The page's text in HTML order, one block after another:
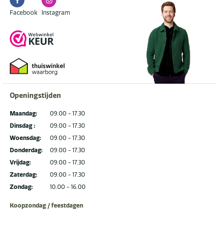
Facebook
Facebook
Instagram
Instagram
Openingstijden
Maandag:
Dinsdag :
Woensdag:
Donderdag:
Vrijdag:
Zaterdag:
Zondag:
09.00 - 17.30
09.00 - 17.30
09.00 - 17.30
09.00 - 17.30
09.00 - 17.30
09.00 - 17.30
10.00 - 16.00
Koopzondag / feestdagen